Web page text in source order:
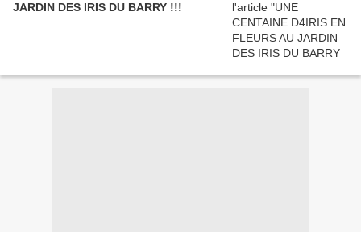
JARDIN DES IRIS DU BARRY !!!